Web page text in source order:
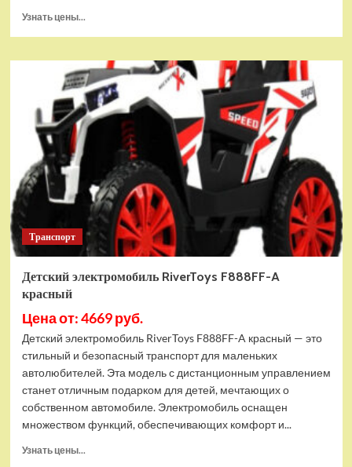
Узнать цены...
Радиоуправляемый
робот
Zhorya
интерактивный
зеленый
динозавр
(ZYA-
A2743-
Транспорт
Детский электромобиль RiverToys F888FF-A
красный
Цена от: 4669 руб.
Детский электромобиль RiverToys F888FF-A красный — это
стильный и безопасный транспорт для маленьких
автолюбителей. Эта модель с дистанционным управлением
станет отличным подарком для детей, мечтающих о
собственном автомобиле. Электромобиль оснащен
множеством функций, обеспечивающих комфорт и...
Узнать цены...